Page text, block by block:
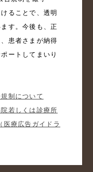
ることで、透明
す。今後も、正
患者さまが納得
ートしてまいり
制について
若しくは診療所
医療広告ガイドラ